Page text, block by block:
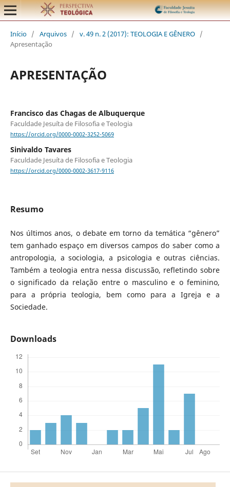
Início / Arquivos / v. 49 n. 2 (2017): TEOLOGIA E GÊNERO /
Apresentação
APRESENTAÇÃO
Francisco das Chagas de Albuquerque
Faculdade Jesuíta de Filosofia e Teologia
https://orcid.org/0000-0002-3252-5069
Sinivaldo Tavares
Faculdade Jesuíta de Filosofia e Teologia
https://orcid.org/0000-0002-3617-9116
Resumo
Nos últimos anos, o debate em torno da temática “gênero”
tem ganhado espaço em diversos campos do saber como a
antropologia, a sociologia, a psicologia e outras ciências.
Também a teologia entra nessa discussão, refletindo sobre
o significado da relação entre o masculino e o feminino,
para a própria teologia, bem como para a Igreja e a
Sociedade.
Downloads